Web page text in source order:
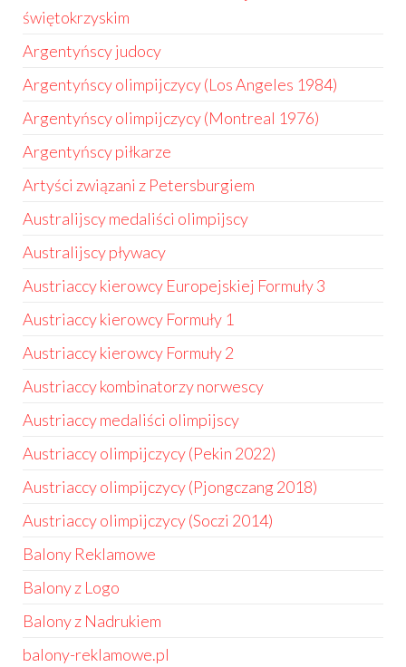
świętokrzyskim
Argentyńscy judocy
Argentyńscy olimpijczycy (Los Angeles 1984)
Argentyńscy olimpijczycy (Montreal 1976)
Argentyńscy piłkarze
Artyści związani z Petersburgiem
Australijscy medaliści olimpijscy
Australijscy pływacy
Austriaccy kierowcy Europejskiej Formuły 3
Austriaccy kierowcy Formuły 1
Austriaccy kierowcy Formuły 2
Austriaccy kombinatorzy norwescy
Austriaccy medaliści olimpijscy
Austriaccy olimpijczycy (Pekin 2022)
Austriaccy olimpijczycy (Pjongczang 2018)
Austriaccy olimpijczycy (Soczi 2014)
Balony Reklamowe
Balony z Logo
Balony z Nadrukiem
balony-reklamowe.pl